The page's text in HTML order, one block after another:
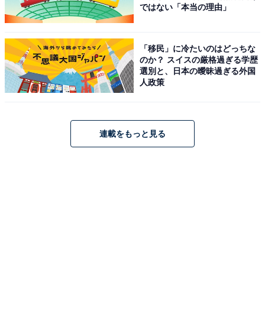
ではない「本当の理由」
「移民」に冷たいのはどっちな
のか？ スイスの厳格過ぎる学歴
選別と、日本の曖昧過ぎる外国
人政策
連載をもっと見る